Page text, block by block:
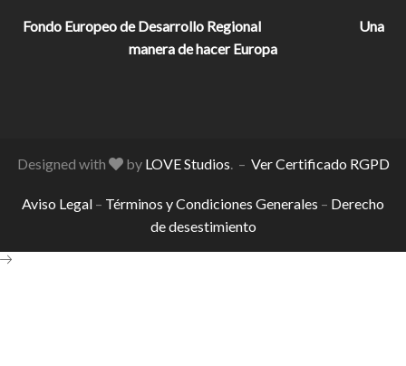
Fondo Europeo de Desarrollo Regional
Una
manera de hacer Europa
Designed with by LOVE Studios. – Ver Certificado RGPD
Aviso Legal – Términos y Condiciones Generales – Derecho
de desestimiento